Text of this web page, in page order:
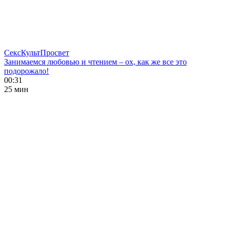
СексКультПросвет
Занимаемся любовью и чтением – ох, как же все это
подорожало!
00:31
25 мин